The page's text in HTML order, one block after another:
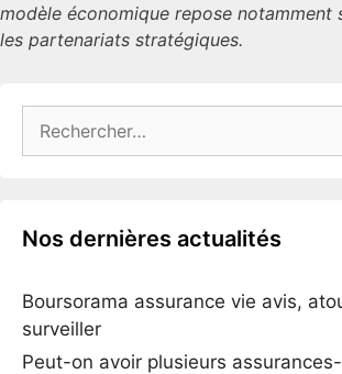
modèle économique repose notamment
les partenariats stratégiques.
Nos dernières actualités
Boursorama assurance vie avis,
surveiller
Peut-on avoir plusieurs